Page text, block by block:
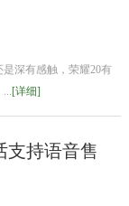
深有感触，荣耀20有
...[详细]
支持语音售